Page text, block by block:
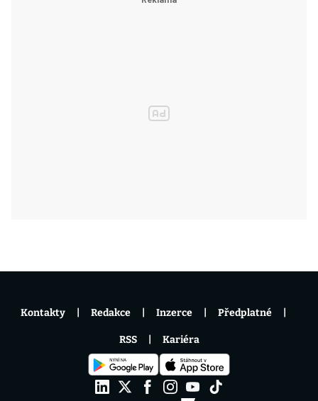
Kontakty Redakce Inzerce Předplatné
RSS Kariéra